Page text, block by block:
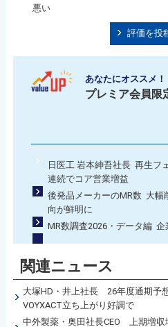
悪い
評価を投
あなたにオススメ！
プレミア会員限
日医工 岩本紳吾社長 再生
連続でコア営業増益
後発品メーカーのMR数 大
向が鮮明に
MR数調査2026・データ編 企
関連ニュース
大塚HD・井上社長 26年度通期予
VOYXACT立ち上がり好調で
中外製薬・奥田社長CEO 上期増